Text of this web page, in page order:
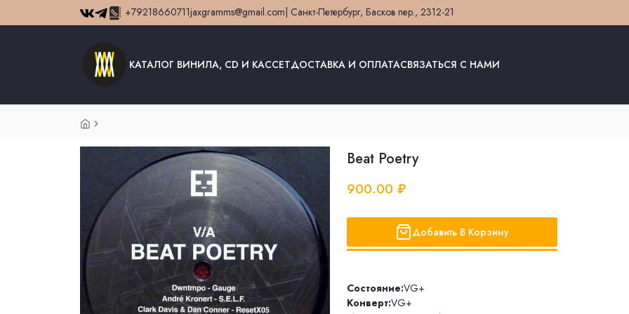
+79218660711jaxgramms@gmail.com | Санкт-Петербург, Басков пер., 2312-21
КАТАЛОГ ВИНИЛА, CD И КАССЕТДОСТАВКА И ОПЛАТАСВЯЗАТЬСЯ С НАМИ
Beat Poetry
900.00 ₽
Добавить В Корзину
Состояние:VG+
Конверт:VG+